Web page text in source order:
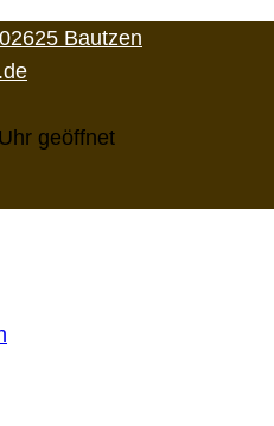
Bautzen
geöffnet